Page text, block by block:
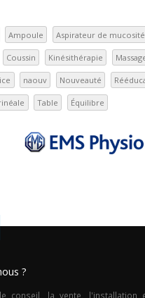
Ampoule Aspirateur de mucosité
Coussin Kinésithérapie
naouv Nouveauté
Table Équilibre
?
conseil, la vente, l'installation